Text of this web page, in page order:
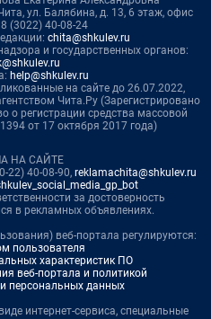
ул. Балябина, д. 13, 6 этаж, офис
(3022) 40-08-24
chita@shkulev.ru
и государственных органов:
help@shkulev.ru
на сайте до 26.07.2022,
Чита.Ру (Зарегистрировано
о регистрации средства массовой
от 17 октября 2017 года)
НА САЙТЕ
22) 40-08-90, reklamachita@shkulev.ru
за достоверность
в рекламных объявлениях.
веб-портала регулируются:
пользователя
характеристик ПО
веб-портала и политикой
персональных данных
интернет-сервиса, специальные